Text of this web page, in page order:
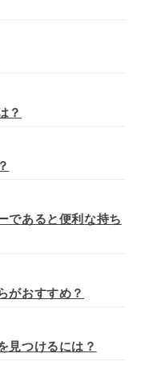
？
であると便利な持ち
がおすすめ？
見つけるには？